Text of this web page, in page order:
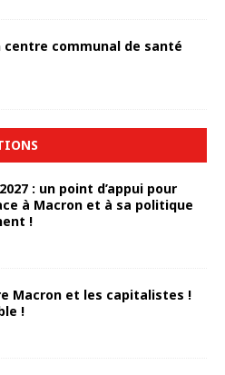
communal de santé
: un point d’appui pour
à Macron et à sa politique
!
Macron et les capitalistes !
!